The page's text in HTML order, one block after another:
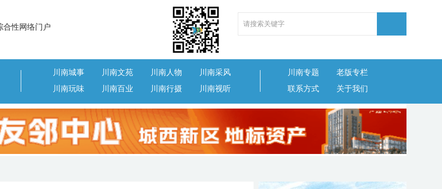
合性网络门户
川南城事 川南文苑 川南人物
川南采风
川南玩味
川南百业 川南行摄 川南视听
川南专题
老版专栏
联系方式
关于我们